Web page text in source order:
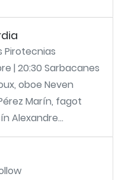
Pirotecnias
| 20:30 Sarbacanes
oboe Neven
Marín, fagot
Alexandre...